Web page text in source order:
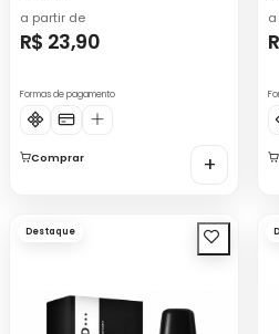
a partir de
R$ 23,90
Formas de pagamento
Comprar +
Destaque